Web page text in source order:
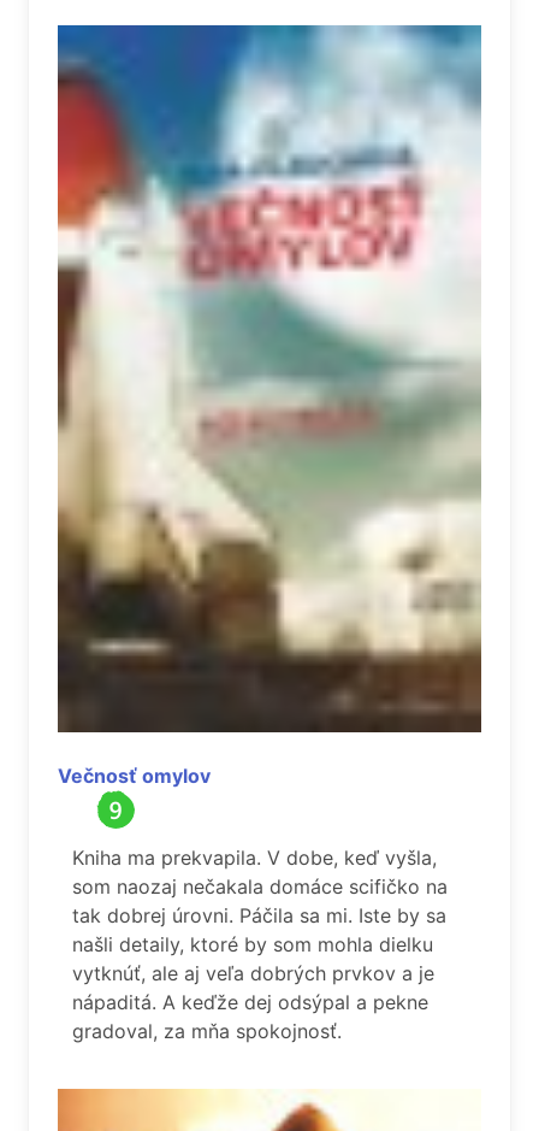
Večnosť omylov
Kniha ma prekvapila. V dobe, keď vyšla,
som naozaj nečakala domáce scifičko na
tak dobrej úrovni. Páčila sa mi. Iste by sa
našli detaily, ktoré by som mohla dielku
vytknúť, ale aj veľa dobrých prvkov a je
nápaditá. A keďže dej odsýpal a pekne
gradoval, za mňa spokojnosť.